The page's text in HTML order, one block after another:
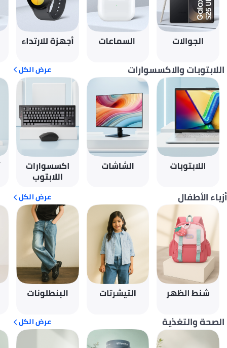
اللابتوبات والاكسسوارات عرض الكل
أزياء الأطفال عرض الكل
الصحة والتغذية عرض الكل